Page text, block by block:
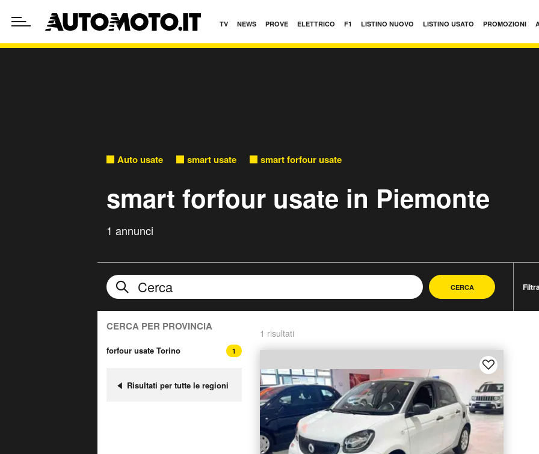
TV NEWS PROVE ELETTRICO F1 LISTINO NUOVO LISTINO USATO PROMOZIONI
Auto usate smart usate smart forfour usate
smart forfour usate in Piemonte
1 annunci
CERCA
CERCA PER PROVINCIA
forfour usate Torino 1
Risultati per tutte le regioni
1 risultati